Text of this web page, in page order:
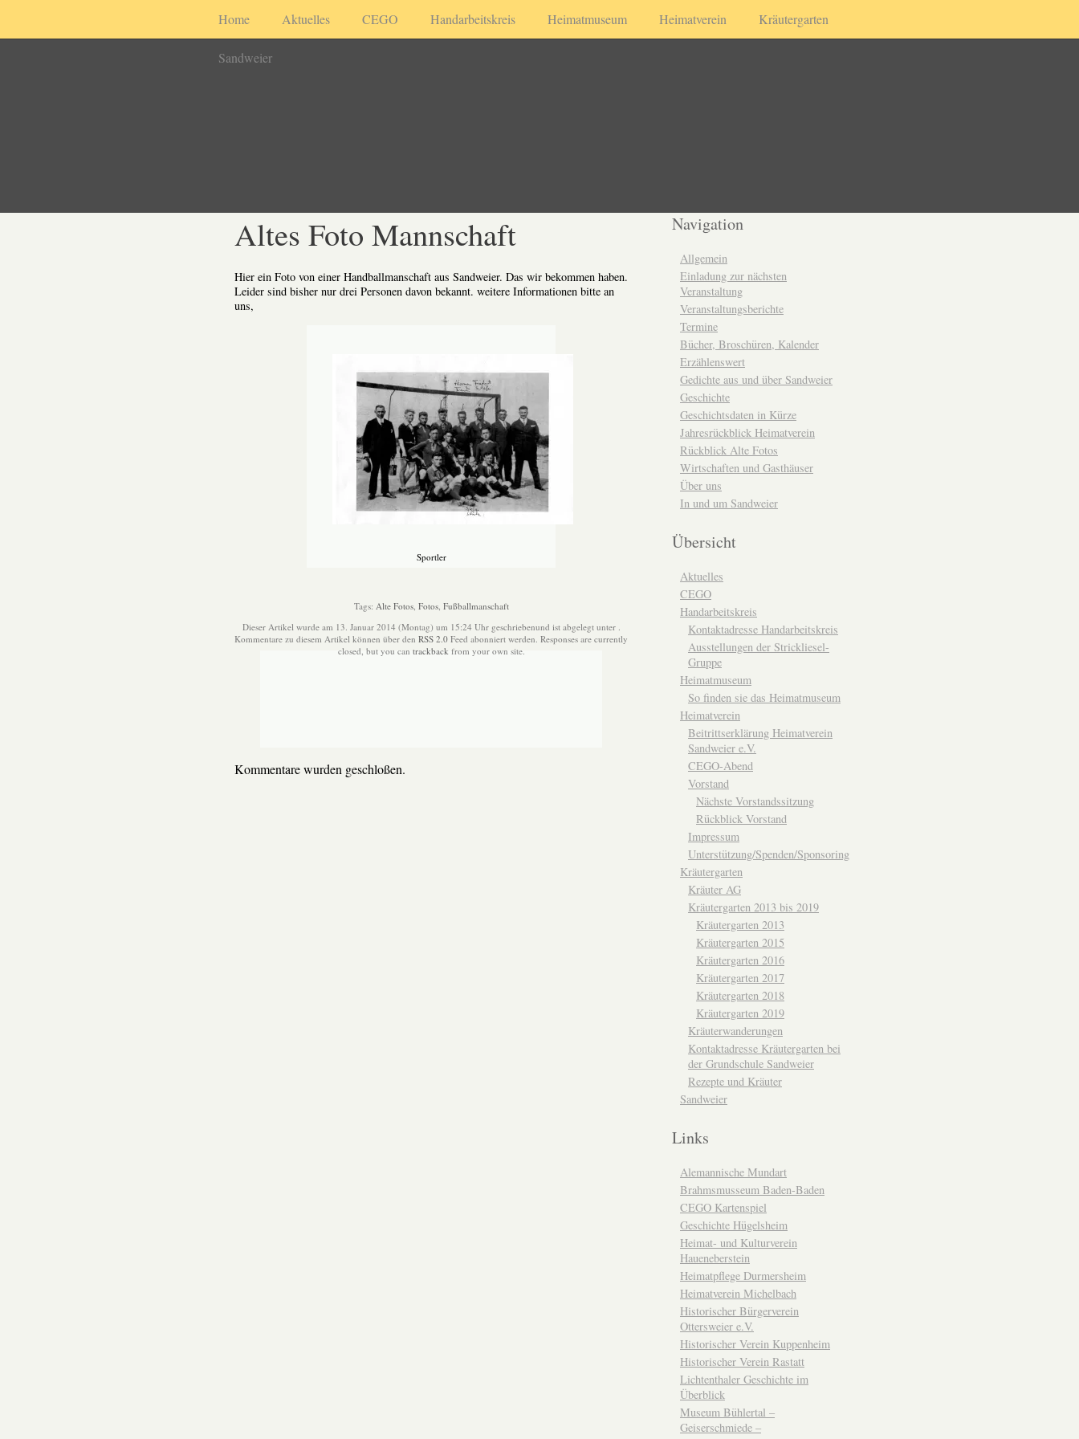
Home Aktuelles CEGO Handarbeitskreis Heimatmuseum Heimatverein Kräutergarten
Sandweier
Altes Foto Mannschaft
Hier ein Foto von einer Handballmanschaft aus Sandweier. Das wir bekommen haben.
Leider sind bisher nur drei Personen davon bekannt. weitere Informationen bitte an
uns,
Sportler
Tags: Alte Fotos, Fotos, Fußballmanschaft
Dieser Artikel wurde am 13. Januar 2014 (Montag) um 15:24 Uhr geschriebenund ist abgelegt unter .
Kommentare zu diesem Artikel können über den RSS 2.0 Feed abonniert werden. Responses are currently
closed, but you can trackback from your own site.
Kommentare wurden geschloßen.
Navigation
Allgemein
Einladung zur nächsten
Veranstaltung
Veranstaltungsberichte
Termine
Bücher, Broschüren, Kalender
Erzählenswert
Gedichte aus und über Sandweier
Geschichte
Geschichtsdaten in Kürze
Jahresrückblick Heimatverein
Rückblick Alte Fotos
Wirtschaften und Gasthäuser
Über uns
In und um Sandweier
Übersicht
Aktuelles
CEGO
Handarbeitskreis
Kontaktadresse Handarbeitskreis
Ausstellungen der Strickliesel-
Gruppe
Heimatmuseum
So finden sie das Heimatmuseum
Heimatverein
Beitrittserklärung Heimatverein
Sandweier e.V.
CEGO-Abend
Vorstand
Nächste Vorstandssitzung
Rückblick Vorstand
Impressum
Unterstützung/Spenden/Sponsoring
Kräutergarten
Kräuter AG
Kräutergarten 2013 bis 2019
Kräutergarten 2013
Kräutergarten 2015
Kräutergarten 2016
Kräutergarten 2017
Kräutergarten 2018
Kräutergarten 2019
Kräuterwanderungen
Kontaktadresse Kräutergarten bei
der Grundschule Sandweier
Rezepte und Kräuter
Sandweier
Links
Alemannische Mundart
Brahmsmusseum Baden-Baden
CEGO Kartenspiel
Geschichte Hügelsheim
Heimat- und Kulturverein
Haueneberstein
Heimatpflege Durmersheim
Heimatverein Michelbach
Historischer Bürgerverein
Ottersweier e.V.
Historischer Verein Kuppenheim
Historischer Verein Rastatt
Lichtenthaler Geschichte im
Überblick
Museum Bühlertal –
Geiserschmiede –